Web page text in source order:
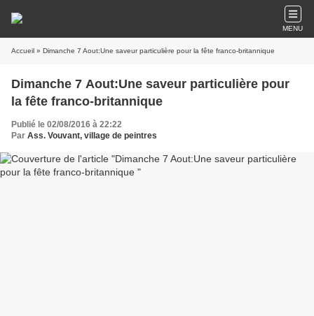
MENU
Accueil » Dimanche 7 Aout:Une saveur particulière pour la fête franco-britannique
Dimanche 7 Aout:Une saveur particulière pour
la fête franco-britannique
Publié le 02/08/2016 à 22:22
Par Ass. Vouvant, village de peintres